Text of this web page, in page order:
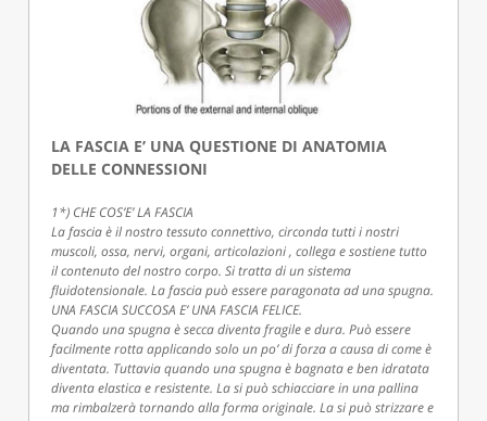
LA FASCIA E’ UNA QUESTIONE DI ANATOMIA
DELLE CONNESSIONI
1*) CHE COS’E’ LA FASCIA
La fascia è il nostro tessuto connettivo, circonda tutti i nostri
muscoli, ossa, nervi, organi, articolazioni , collega e sostiene tutto
il contenuto del nostro corpo. Si tratta di un sistema
fluidotensionale. La fascia può essere paragonata ad una spugna.
UNA FASCIA SUCCOSA E’ UNA FASCIA FELICE.
Quando una spugna è secca diventa fragile e dura. Può essere
facilmente rotta applicando solo un po’ di forza a causa di come è
diventata. Tuttavia quando una spugna è bagnata e ben idratata
diventa elastica e resistente. La si può schiacciare in una pallina
ma rimbalzerà tornando alla forma originale. La si può strizzare e